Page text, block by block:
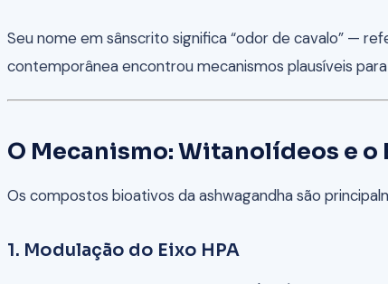
Seu nome em sânscrito significa “odor de cavalo” —
contemporânea encontrou mecanismos plausíveis
O Mecanismo: Witanolídeos e o
Os compostos bioativos da ashwagandha são
1. Modulação do Eixo HPA